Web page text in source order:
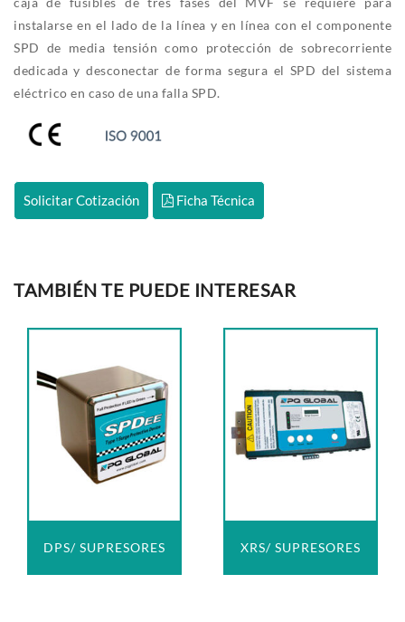
instalarse en el lado de la línea y en línea con el componente
SPD de media tensión como protección de sobrecorriente
dedicada y desconectar de forma segura el SPD del sistema
eléctrico en caso de una falla SPD.
Solicitar Cotización Ficha Técnica
TAMBIÉN TE PUEDE INTERESAR
DPS/ SUPRESORES XRS/ SUPRESORES